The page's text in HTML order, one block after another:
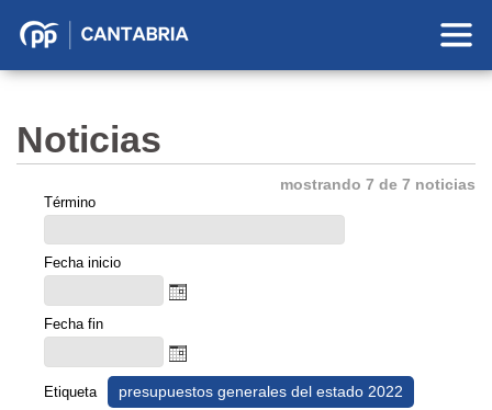
Partido
Cantabria
Noticias
mostrando 7 de 7 noticias
Término
Fecha inicio
Fecha fin
Etiqueta presupuestos generales del estado 2022